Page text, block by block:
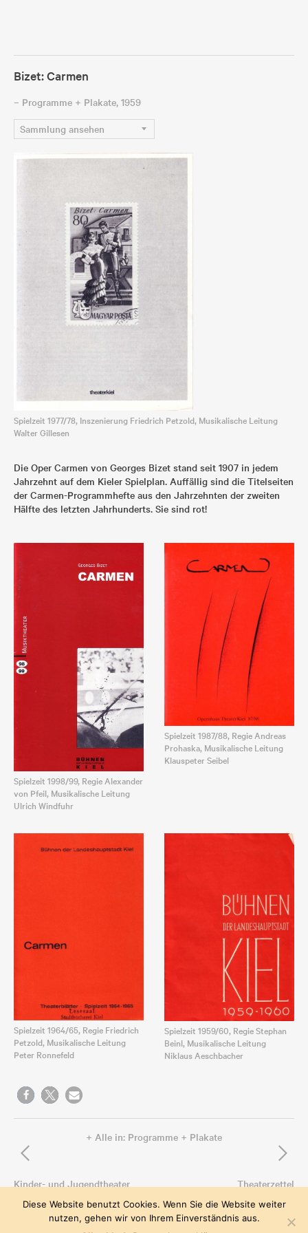
Bizet: Carmen
– Programme + Plakate, 1959
Spielzeit 1977/78, Inszenierung Friedrich Petzold, Musikalische Leitung
Walter Gillesen
Die Oper Carmen von Georges Bizet stand seit 1907 in jedem
Jahrzehnt auf dem Kieler Spielplan. Auffällig sind die Titelseiten
der Carmen-Programmhefte aus den Jahrzehnten der zweiten
Hälfte des letzten Jahrhunderts. Sie sind rot!
Spielzeit 1998/99, Regie Alexander
von Pfeil, Musikalische Leitung
Ulrich Windfuhr
Spielzeit 1987/88, Regie Andreas
Prohaska, Musikalische Leitung
Klauspeter Seibel
Spielzeit 1964/65, Regie Friedrich
Petzold, Musikalische Leitung
Peter Ronnefeld
Spielzeit 1959/60, Regie Stephan
Beinl, Musikalische Leitung
Niklaus Aeschbacher
+ Alle in: Programme + Plakate
L
Kinder- und Jugendtheater
R
Theaterzettel
Theatermuseum Kiel /Datenschutz/Impressum /Kontakt
Diese Website benutzt Cookies. Wenn Sie die Website weiter
nutzen, gehen wir von Ihrem Einverständnis aus.